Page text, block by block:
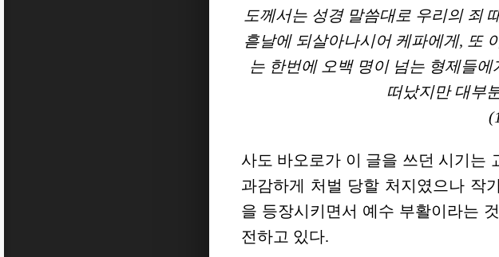
도께서는 성경 말씀대로 우리의 죄
흗날에 되살아나시어 케파에게, 또
는 한번에 오백 명이 넘는 형제들
떠났지만 대부
사도 바오로가 이 글을 쓰던 시기는
과감하게 처벌 당할 처지였으나 작
을 등장시키면서 예수 부활이라는
전하고 있다.